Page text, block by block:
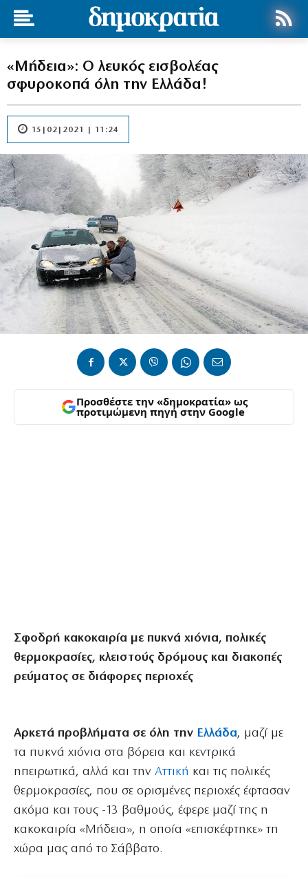
«Μήδεια»: Ο λευκός εισβολέας
σφυροκοπά όλη την Ελλάδα!
15|02|2021 | 11:24
Προσθέστε την «δημοκρατία» ως
προτιμώμενη πηγή στην Google
Σφοδρή κακοκαιρία με πυκνά χιόνια, πολικές
θερμοκρασίες, κλειστούς δρόμους και διακοπές
ρεύματος σε διάφορες περιοχές
Aρκετά προβλήματα σε όλη την Ελλάδα, μαζί με
τα πυκνά χιόνια στα βόρεια και κεντρικά
ηπειρωτικά, αλλά και την Αττική και τις πολικές
θερμοκρασίες, που σε ορισμένες περιοχές έφτασαν
ακόμα και τους -13 βαθμούς, έφερε μαζί της η
κακοκαιρία «Μήδεια», η οποία «επισκέφτηκε» τη
χώρα μας από το Σάββατο.